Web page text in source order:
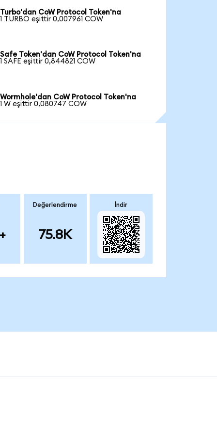
Turbo'dan CoW Protocol Token'na
1 TURBO eşittir 0,007961 COW
Safe Token'dan CoW Protocol Token'na
1 SAFE eşittir 0,844821 COW
Wormhole'dan CoW Protocol Token'na
1 W eşittir 0,080747 COW
Değerlendirme
75.8K
İndir